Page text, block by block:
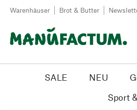
Zum Inhalt springen
Warenhäuser Brot & Butter
SALE NEU
Sport